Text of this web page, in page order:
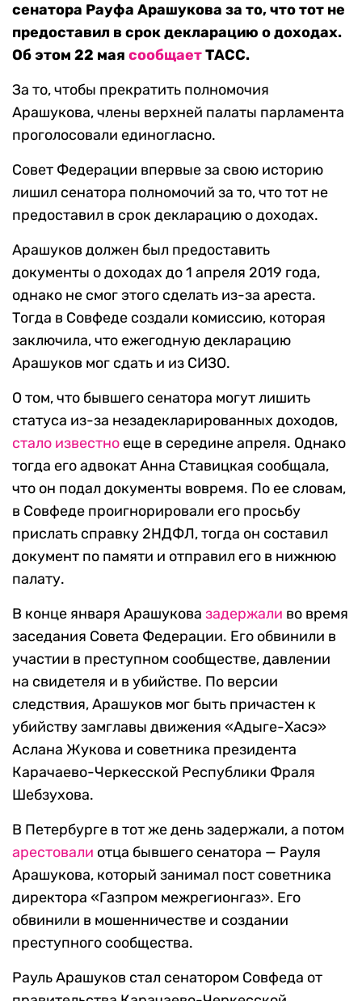
сенатора Рауфа Арашукова за то, что тот не
предоставил в срок декларацию о доходах.
Об этом 22 мая сообщаетТАСС.
За то, чтобы прекратить полномочия
Арашукова, члены верхней палаты парламента
проголосовали единогласно.
Совет Федерации впервые за свою историю
лишил сенатора полномочий за то, что тот не
предоставил в срок декларацию о доходах.
Арашуков должен был предоставить
документы о доходах до 1 апреля 2019 года,
однако не смог этого сделать из-за ареста.
Тогда в Совфеде создали комиссию, которая
заключила, что ежегодную декларацию
Арашуков мог сдать и из СИЗО.
О том, что бывшего сенатора могут лишить
статуса из-за незадекларированных доходов,
стало известноеще в середине апреля. Однако
тогда его адвокат Анна Ставицкая сообщала,
что он подал документы вовремя. По ее словам,
в Совфеде проигнорировали его просьбу
прислать справку 2НДФЛ, тогда он составил
документ по памяти и отправил его в нижнюю
палату.
В конце января Арашукова задержали во время
заседания Совета Федерации. Его обвинили в
участии в преступном сообществе, давлении
на свидетеля и в убийстве. По версии
следствия, Арашуков мог быть причастен к
убийству замглавы движения «Адыге-Хасэ»
Аслана Жукова и советника президента
Карачаево-Черкесской Республики Фраля
Шебзухова.
В Петербурге в тот же день задержали, а потом
арестовали отца бывшего сенатора — Рауля
Арашукова, который занимал пост советника
директора «Газпром межрегионгаз». Его
обвинили в мошенничестве и создании
преступного сообщества.
Рауль Арашуков стал сенатором Совфеда от